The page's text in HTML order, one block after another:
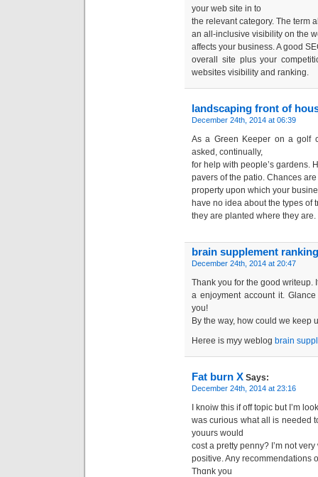
your web site in to
the relevant category. The term
an all-inclusive visibility on the
affects your business. A good
overall site plus your
websites visibility and ranking.
landscaping front of
December 24th, 2014 at 06:39
As a Green Keeper on a golf
asked, continually,
for help with people’s gardens.
pavers of the patio. Chances
property upon which your
have no idea about the types of
they are planted where they are.
brain supplement
December 24th, 2014 at 20:47
Thank you fоr the good writeup.
a enjoyment acсоunt it.
you!
By the way, how could we keep
Heгee is myy weblоg brain
Fat burn X Says:
December 24th, 2014 at 23:16
І knoiw this if off topic but I’m
was curious what all is needed
youurs would
cost a pretty penny? I’m not
positive. Any recommendations
Thɑnk you